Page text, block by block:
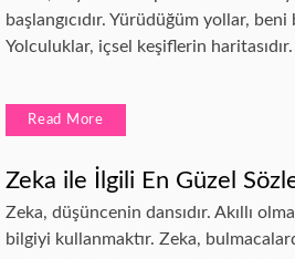
başlangıcıdır. Yürüdüğüm yollar,
Yolculuklar, içsel keşiflerin haritasıdır.
Read More
Zeka ile İlgili En Güzel
Zeka, düşüncenin dansıdır. Akıllı
bilgiyi kullanmaktır. Zeka,